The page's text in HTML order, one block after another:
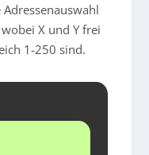
X und Y frei
1-250 sind.